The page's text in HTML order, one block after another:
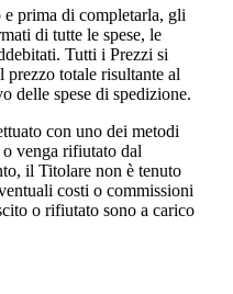
prima di completarla, gli
di tutte le spese, le
Tutti i Prezzi si
totale risultante al
delle spese di spedizione.
con uno dei metodi
venga rifiutato dal
il Titolare non è tenuto
costi o commissioni
o rifiutato sono a carico